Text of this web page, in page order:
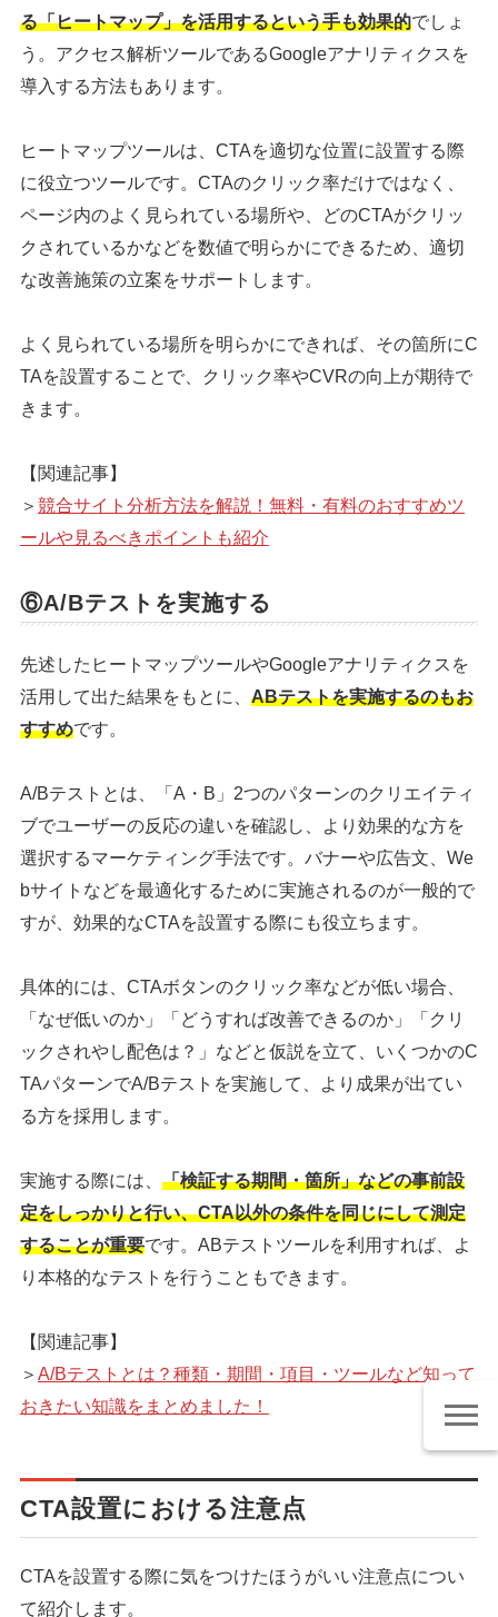
る「ヒートマップ」を活用するという手も効果的でしょ
う。アクセス解析ツールであるGoogleアナリティクスを
導入する方法もあります。
ヒートマップツールは、CTAを適切な位置に設置する際
に役立つツールです。CTAのクリック率だけではなく、
ページ内のよく見られている場所や、どのCTAがクリッ
クされているかなどを数値で明らかにできるため、適切
な改善施策の立案をサポートします。
よく見られている場所を明らかにできれば、その箇所にC
TAを設置することで、クリック率やCVRの向上が期待で
きます。
【関連記事】
＞ 競合サイト分析方法を解説！無料・有料のおすすめツ
ールや見るべきポイントも紹介
⑥A/Bテストを実施する
先述したヒートマップツールやGoogleアナリティクスを
活用して出た結果をもとに、 ABテストを実施するのもお
すすめです。
A/Bテストとは、「A・B」2つのパターンのクリエイティ
ブでユーザーの反応の違いを確認し、より効果的な方を
選択するマーケティング手法です。バナーや広告文、We
bサイトなどを最適化するために実施されるのが一般的で
すが、効果的なCTAを設置する際にも役立ちます。
具体的には、CTAボタンのクリック率などが低い場合、
「なぜ低いのか」「どうすれば改善できるのか」「クリ
ックされやし配色は？」などと仮説を立て、いくつかのC
TAパターンでA/Bテストを実施して、より成果が出てい
る方を採用します。
実施する際には、 「検証する期間・箇所」などの事前設
定をしっかりと行い、CTA以外の条件を同じにして測定
することが重要です。ABテストツールを利用すれば、よ
り本格的なテストを行うこともできます。
【関連記事】
＞ A/Bテストとは？種類・期間・項目・ツールなど知って
おきたい知識をまとめました！
CTA設置における注意点
CTAを設置する際に気をつけたほうがいい注意点につい
て紹介します。